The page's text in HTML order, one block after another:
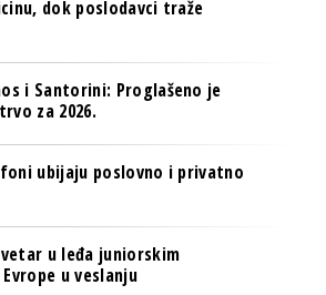
dok poslodavci traže
i Santorini: Proglašeno je
za 2026.
ubijaju poslovno i privatno
u leđa juniorskim
u veslanju